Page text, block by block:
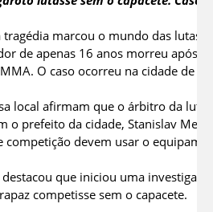
tragédia marcou o mundo das lutas
de apenas 16 anos morreu após
O caso ocorreu na cidade de
local afirmam que o árbitro da
o prefeito da cidade, Stanislav
competição devem usar o
que iniciou uma
competisse sem o capacete.